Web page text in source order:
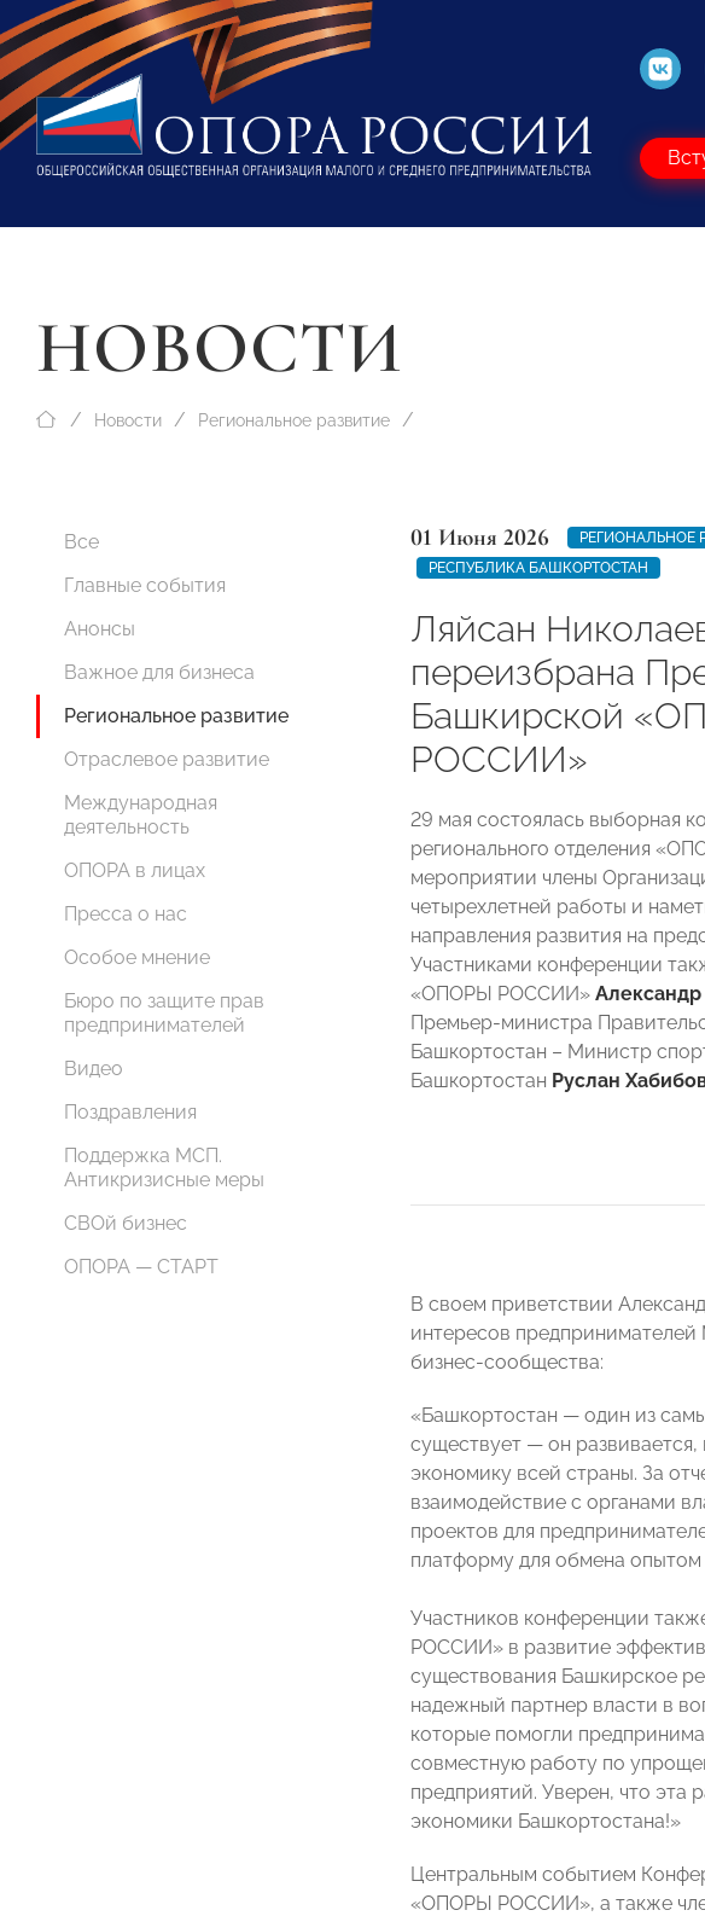
НОВОСТИ
Новости Региональное развитие
Все
Главные события
Анонсы
Важное для бизнеса
Региональное развитие
Отраслевое развитие
Международная
деятельность
ОПОРА в лицах
Пресса о нас
Особое мнение
Бюро по защите прав
предпринимателей
Видео
Поздравления
Поддержка МСП.
Антикризисные меры
СВОй бизнес
ОПОРА — СТАРТ
01 Июня 2026
РЕГИОНАЛЬНОЕ
РЕСПУБЛИКА БАШКОРТОСТАН
Ляйсан
переизбрана
Башкирской
РОССИИ»
29 мая состоялась выборная
регионального отделения
мероприятии члены
четырехлетней работы и
направления развития на
Участниками конференции
«ОПОРЫ РОССИИ» Александр
Премьер-министра
Башкортостан – Министр
Башкортостан Руслан
В своем приветствии
интересов
бизнес-сообщества:
«Башкортостан — один из
существует — он
экономику всей страны. За
взаимодействие с органами
проектов для
платформу для обмена
Участников конференции
РОССИИ» в развитие
существования Башкирское
надежный партнер власти в
которые помогли
совместную работу по
предприятий. Уверен, что
экономики Башкортостана!»
Центральным событием
«ОПОРЫ РОССИИ», а также